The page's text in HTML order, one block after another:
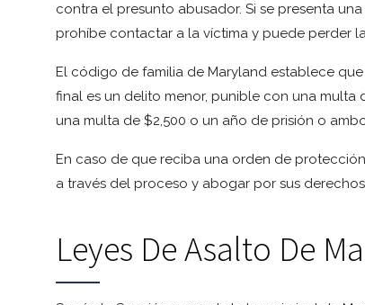
contra el presunto abusador. Si se presenta
prohíbe contactar a la víctima y puede perder
El código de familia de Maryland establece
final es un delito menor, punible con una multa
una multa de $2,500 o un año de prisión o
En caso de que reciba una orden de
a través del proceso y abogar por sus
Leyes De Asalto De